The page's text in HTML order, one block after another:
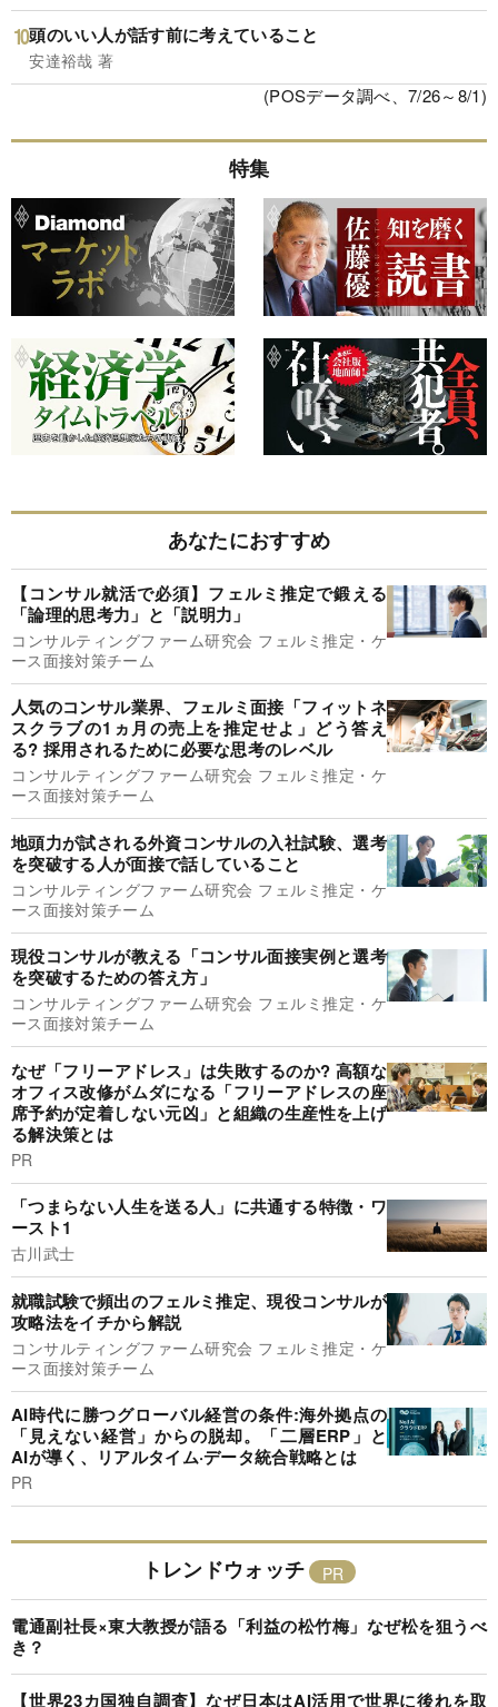
頭のいい人が話す前に考えていること
安達裕哉 著
(POSデータ調べ、7/26～8/1)
特集
あなたにおすすめ
【コンサル就活で必須】フェルミ推定で鍛える
「論理的思考力」と「説明力」
コンサルティングファーム研究会 フェルミ推定・ケ
ース面接対策チーム
人気のコンサル業界、フェルミ面接「フィットネ
スクラブの1ヵ月の売上を推定せよ」どう答え
る? 採用されるために必要な思考のレベル
コンサルティングファーム研究会 フェルミ推定・ケ
ース面接対策チーム
地頭力が試される外資コンサルの入社試験、選考
を突破する人が面接で話していること
コンサルティングファーム研究会 フェルミ推定・ケ
ース面接対策チーム
現役コンサルが教える「コンサル面接実例と選考
を突破するための答え方」
コンサルティングファーム研究会 フェルミ推定・ケ
ース面接対策チーム
なぜ「フリーアドレス」は失敗するのか? 高額な
オフィス改修がムダになる「フリーアドレスの座
席予約が定着しない元凶」と組織の生産性を上げ
る解決策とは
PR
「つまらない人生を送る人」に共通する特徴・ワ
ースト1
古川武士
就職試験で頻出のフェルミ推定、現役コンサルが
攻略法をイチから解説
コンサルティングファーム研究会 フェルミ推定・ケ
ース面接対策チーム
AI時代に勝つグローバル経営の条件:海外拠点の
「見えない経営」からの脱却。「二層ERP」と
AIが導く、リアルタイム·データ統合戦略とは
PR
トレンドウォッチ
電通副社長×東大教授が語る「利益の松竹梅」なぜ松を狙うべ
き？
【世界23カ国独自調査】なぜ日本はAI活用で世界に後れを取